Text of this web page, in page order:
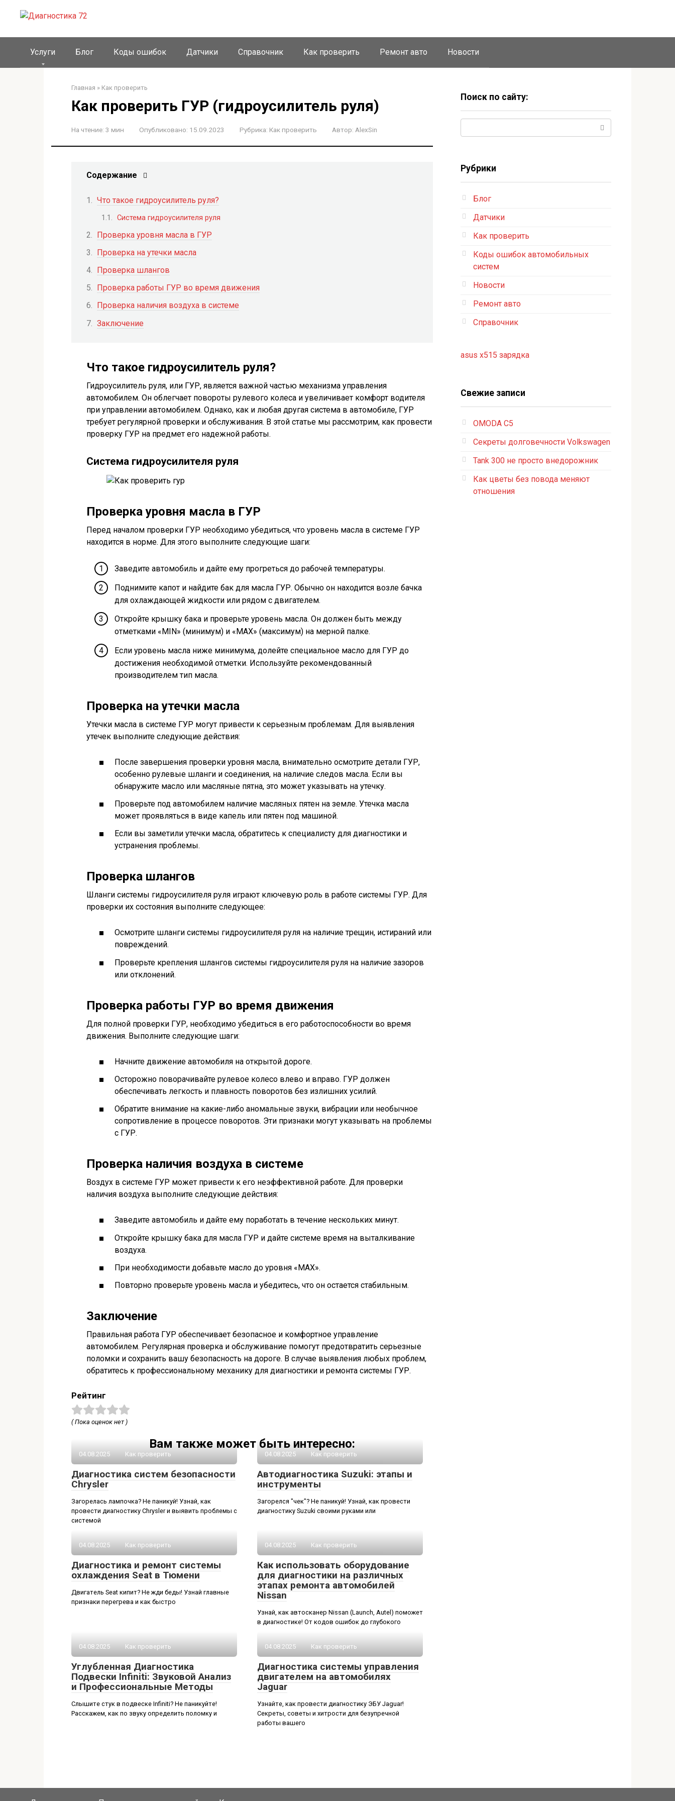
Услуги Блог Коды ошибок Датчики Справочник Как проверить Ремонт авто Новости
Главная » Как проверить
Как проверить ГУР (гидроусилитель руля)
На чтение: 3 мин Опубликовано: 15.09.2023 Рубрика: Как проверить Автор: AlexSin
Содержание
Что такое гидроусилитель руля?
Система гидроусилителя руля
Проверка уровня масла в ГУР
Проверка на утечки масла
Проверка шлангов
Проверка работы ГУР во время движения
Проверка наличия воздуха в системе
Заключение
Что такое гидроусилитель руля?
Гидроусилитель руля, или ГУР, является важной частью механизма управления
автомобилем. Он облегчает повороты рулевого колеса и увеличивает комфорт водителя
при управлении автомобилем. Однако, как и любая другая система в автомобиле, ГУР
требует регулярной проверки и обслуживания. В этой статье мы рассмотрим, как провести
проверку ГУР на предмет его надежной работы.
Система гидроусилителя руля
Проверка уровня масла в ГУР
Перед началом проверки ГУР необходимо убедиться, что уровень масла в системе ГУР
находится в норме. Для этого выполните следующие шаги:
Заведите автомобиль и дайте ему прогреться до рабочей температуры.
Поднимите капот и найдите бак для масла ГУР. Обычно он находится возле бачка
для охлаждающей жидкости или рядом с двигателем.
Откройте крышку бака и проверьте уровень масла. Он должен быть между
отметками «MIN» (минимум) и «MAX» (максимум) на мерной палке.
Если уровень масла ниже минимума, долейте специальное масло для ГУР до
достижения необходимой отметки. Используйте рекомендованный
производителем тип масла.
Проверка на утечки масла
Утечки масла в системе ГУР могут привести к серьезным проблемам. Для выявления
утечек выполните следующие действия:
После завершения проверки уровня масла, внимательно осмотрите детали ГУР,
особенно рулевые шланги и соединения, на наличие следов масла. Если вы
обнаружите масло или масляные пятна, это может указывать на утечку.
Проверьте под автомобилем наличие масляных пятен на земле. Утечка масла
может проявляться в виде капель или пятен под машиной.
Если вы заметили утечки масла, обратитесь к специалисту для диагностики и
устранения проблемы.
Проверка шлангов
Шланги системы гидроусилителя руля играют ключевую роль в работе системы ГУР. Для
проверки их состояния выполните следующее:
Осмотрите шланги системы гидроусилителя руля на наличие трещин, истираний или
повреждений.
Проверьте крепления шлангов системы гидроусилителя руля на наличие зазоров
или отклонений.
Проверка работы ГУР во время движения
Для полной проверки ГУР, необходимо убедиться в его работоспособности во время
движения. Выполните следующие шаги:
Начните движение автомобиля на открытой дороге.
Осторожно поворачивайте рулевое колесо влево и вправо. ГУР должен
обеспечивать легкость и плавность поворотов без излишних усилий.
Обратите внимание на какие-либо аномальные звуки, вибрации или необычное
сопротивление в процессе поворотов. Эти признаки могут указывать на проблемы
с ГУР.
Проверка наличия воздуха в системе
Воздух в системе ГУР может привести к его неэффективной работе. Для проверки
наличия воздуха выполните следующие действия:
Заведите автомобиль и дайте ему поработать в течение нескольких минут.
Откройте крышку бака для масла ГУР и дайте системе время на выталкивание
воздуха.
При необходимости добавьте масло до уровня «MAX».
Повторно проверьте уровень масла и убедитесь, что он остается стабильным.
Заключение
Правильная работа ГУР обеспечивает безопасное и комфортное управление
автомобилем. Регулярная проверка и обслуживание помогут предотвратить серьезные
поломки и сохранить вашу безопасность на дороге. В случае выявления любых проблем,
обратитесь к профессиональному механику для диагностики и ремонта системы ГУР.
Рейтинг
( Пока оценок нет )
Вам также может быть интересно:
04.08.2025 Как проверить
Диагностика систем безопасности
Chrysler
Загорелась лампочка? Не паникуй! Узнай, как
провести диагностику Chrysler и выявить проблемы с
системой
04.08.2025 Как проверить
Автодиагностика Suzuki: этапы и
инструменты
Загорелся "чек"? Не паникуй! Узнай, как провести
диагностику Suzuki своими руками или
04.08.2025 Как проверить
Диагностика и ремонт системы
охлаждения Seat в Тюмени
Двигатель Seat кипит? Не жди беды! Узнай главные
признаки перегрева и как быстро
04.08.2025 Как проверить
Как использовать оборудование
для диагностики на различных
этапах ремонта автомобилей
Nissan
Узнай, как автосканер Nissan (Launch, Autel) поможет
в диагностике! От кодов ошибок до глубокого
04.08.2025 Как проверить
Углубленная Диагностика
Подвески Infiniti: Звуковой Анализ
и Профессиональные Методы
Слышите стук в подвеске Infiniti? Не паникуйте!
Расскажем, как по звуку определить поломку и
04.08.2025 Как проверить
Диагностика системы управления
двигателем на автомобилях
Jaguar
Узнайте, как провести диагностику ЭБУ Jaguar!
Секреты, советы и хитрости для безупречной
работы вашего
Поиск по сайту:
Рубрики
Блог
Датчики
Как проверить
Коды ошибок автомобильных
систем
Новости
Ремонт авто
Справочник
asus x515 зарядка
Свежие записи
OMODA C5
Секреты долговечности Volkswagen
Tank 300 не просто внедорожник
Как цветы без повода меняют
отношения